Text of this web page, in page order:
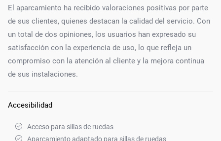
El aparcamiento ha recibido valoraciones positivas por parte
de sus clientes, quienes destacan la calidad del servicio. Con
un total de dos opiniones, los usuarios han expresado su
satisfacción con la experiencia de uso, lo que refleja un
compromiso con la atención al cliente y la mejora continua
de sus instalaciones.
Accesibilidad
Acceso para sillas de ruedas
Aparcamiento adaptado para sillas de ruedas